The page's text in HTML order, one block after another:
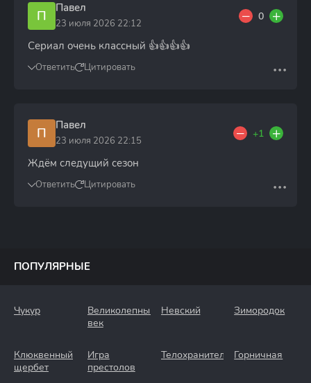
П Павел
23 июля 2026 22:12
0
Сериал очень классный 👍👍👍👍
Ответить Цитировать
П Павел
23 июля 2026 22:15
+1
Ждём следущий сезон
Ответить Цитировать
ПОПУЛЯРНЫЕ
Чукур
Великолепный
век
Невский Зимородок
Клюквенный
щербет
Игра
престолов
Телохранители Горничная